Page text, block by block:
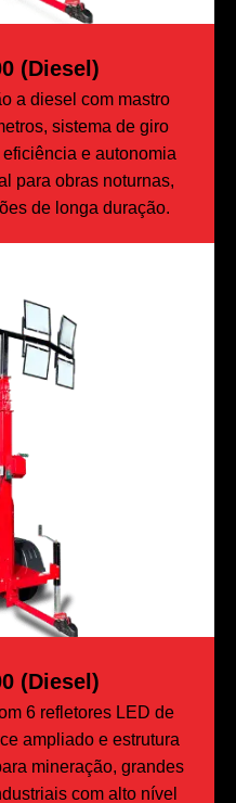
(diesel)
a diesel com mastro
sistema de giro
e autonomia
para obras noturnas,
de longa duração.
(Diesel)
6 refletores LED de
ampliado e estrutura
mineração, grandes
com alto nível